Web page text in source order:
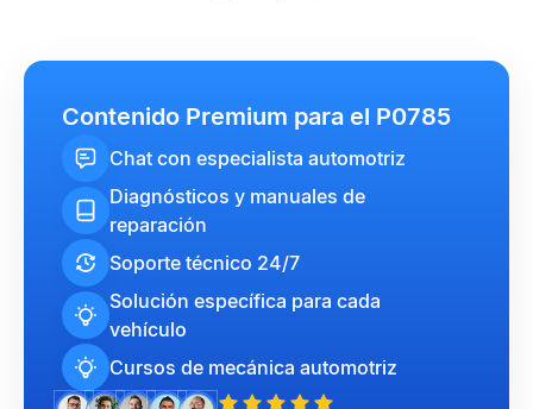
Contenido Premium para el P0785
Chat con especialista automotriz
Diagnósticos y manuales de
reparación
Soporte técnico 24/7
Solución específica para cada
vehículo
Cursos de mecánica automotriz